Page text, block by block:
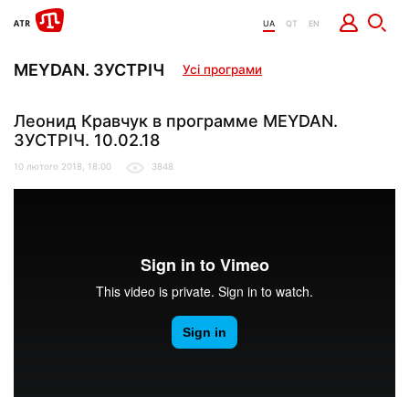
UA QT EN
MEYDAN. ЗУСТРІЧ Усі програми
Леонид Кравчук в программе MEYDAN.
ЗУСТРІЧ. 10.02.18
10 лютого 2018, 18:00 3848